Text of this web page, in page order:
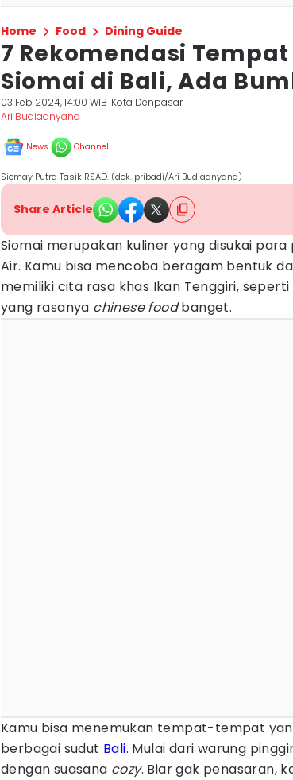
Home Food Dining Guide
7 Rekomendasi
Siomai di Bali, Ada
03 Feb 2024, 14:00 WIB Kota Denpasar
Ari Budiadnyana
News Channel
Siomay Putra Tasik RSAD. (dok. pribadi/Ari Budiadnyana)
Share Article
Siomai merupakan kuliner yang disukai
Air. Kamu bisa mencoba beragam bentuk
memiliki cita rasa khas Ikan Tenggiri,
yang rasanya chinese foodbanget.
Kamu bisa menemukan tempat-tempat
berbagai sudut Bali. Mulai dari warung
dengan suasana cozy. Biar gak penasaran,